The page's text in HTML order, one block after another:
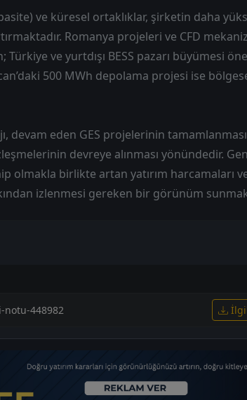
ve küresel ortaklıklar, şirketin daha
Romanya projeleri ve CFD
ve yurtdışı BESS pazarı büyümesi
500 MWh depolama projesi ise
devam eden GES projelerinin
devreye alınması yönündedir.
olmakla birlikte artan yatırım harcamaları
izlenmesi gereken bir görünüm
notu-448982